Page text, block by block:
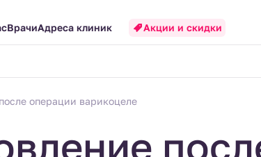
ВрачиАдреса клиник Акции и скидки
операции варикоцеле